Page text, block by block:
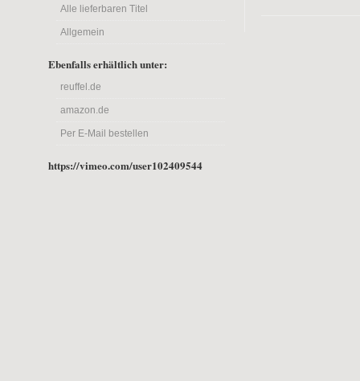
Alle lieferbaren Titel
Allgemein
Ebenfalls erhältlich unter:
reuffel.de
amazon.de
Per E-Mail bestellen
https://vimeo.com/user102409544